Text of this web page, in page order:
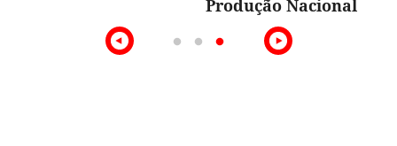
Produção Nacional